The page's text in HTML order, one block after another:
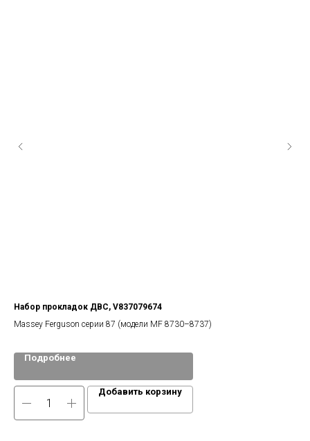
Набор прокладок ДВС, V837079674
Massey Ferguson серии 87 (модели MF 8730–8737)
Подробнее
Добавить корзину